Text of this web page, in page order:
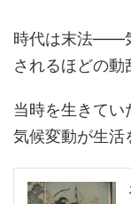
時代は末法――
されるほどの動
当時を生きてい
気候変動が生活